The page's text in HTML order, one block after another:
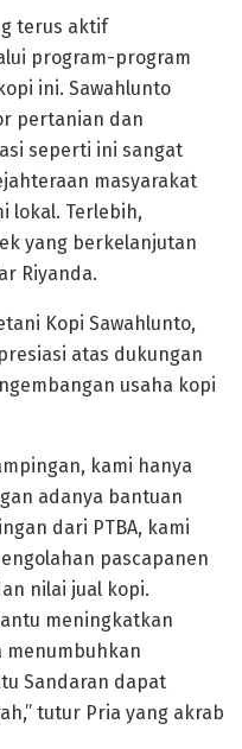
terus aktif
program-program
ini. Sawahlunto
pertanian dan
seperti ini sangat
masyarakat
lokal. Terlebih,
yang berkelanjutan
Riyanda.
Kopi Sawahlunto,
atas dukungan
usaha kopi
kami hanya
adanya bantuan
dari PTBA, kami
pascapanen
nilai jual kopi.
meningkatkan
menumbuhkan
Sandaran dapat
tutur Pria yang akrab